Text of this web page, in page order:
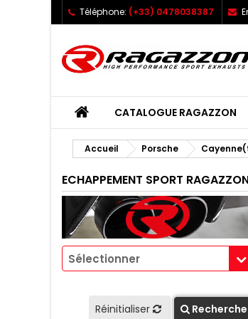
Téléphone: (+33) 0478038387
CATALOGUE RAGAZZON
Accueil Porsche
ECHAPPEMENT SPORT
Sélectionner
Réinitialiser Recherche